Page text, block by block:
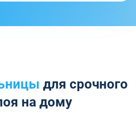
для срочного
на дому